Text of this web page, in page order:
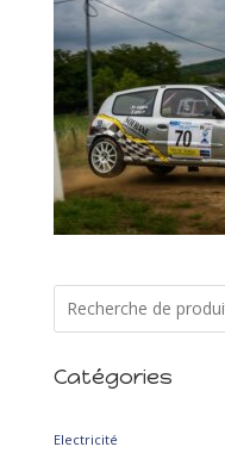
Catégories
Electricité